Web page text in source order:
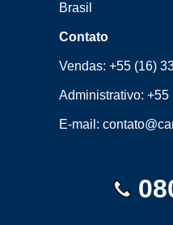
Brasil
Contato
Vendas:+55 (16)
Administrativo:+55
E-mail: